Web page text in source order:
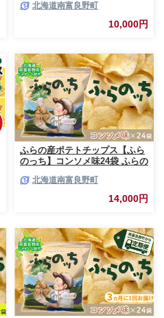
じゃがいも スナック スナック
菓子 ポテトチップ チップス ポ
テト 芋 菓子 お菓子 おやつ 大
ヤ 富良野
北海道南富良野町
10,000円
ふらの産ポテトチップス【ふら
のっち】コンソメ味24袋 ふらの
ガイモ コンソメ 芋 菓子 スナッ
ク じゃがいも お菓子 ポテチ 1
北海道南富良野町
14,000円